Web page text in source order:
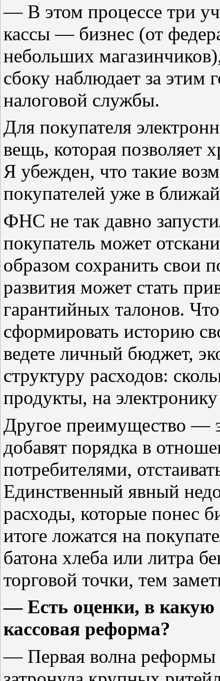
— В этом процессе три
кассы — бизнес (от
небольших
сбоку наблюдает за этим
налоговой службы.
Для покупателя
вещь, которая позволяет
Я убежден, что такие
покупателей уже в
ФНС не так давно
покупатель может
образом сохранить свои
развития может стать
гарантийных талонов.
сформировать историю
ведете личный бюджет,
структуру расходов:
продукты, на
Другое преимущество —
добавят порядка в
потребителями,
Единственный явный
расходы, которые понес
итоге ложатся на
батона хлеба или литра
торговой точки, тем
— Есть оценки, в какую
кассовая реформа?
— Первая волна